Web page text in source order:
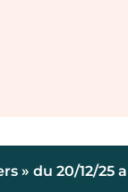
» du 20/12/25